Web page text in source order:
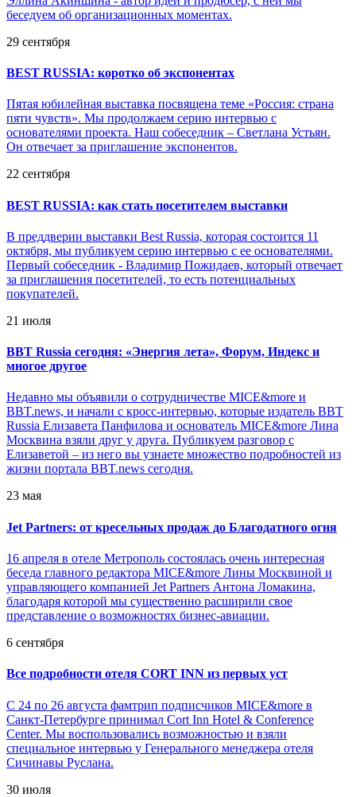
беседуем об организационных моментах.
29 сентября
BEST RUSSIA: коротко об экспонентах
Пятая юбилейная выставка посвящена теме «Россия: страна
пяти чувств». Мы продолжаем серию интервью с
основателями проекта. Наш собеседник – Светлана Устьян.
Он отвечает за приглашение экспонентов.
22 сентября
BEST RUSSIA: как стать посетителем выставки
В преддверии выставки Best Russia, которая состоится 11
октября, мы публикуем серию интервью с ее основателями.
Первый собеседник - Владимир Пожидаев, который отвечает
за приглашения посетителей, то есть потенциальных
покупателей.
21 июля
BBT Russia сегодня: «Энергия лета», Форум, Индекс и
многое другое
Недавно мы объявили о сотрудничестве MICE&more и
BBT.news, и начали с кросс-интервью, которые издатель BBT
Russia Елизавета Панфилова и основатель MICE&more Лина
Москвина взяли друг у друга. Публикуем разговор с
Елизаветой – из него вы узнаете множество подробностей из
жизни портала BBT.news сегодня.
23 мая
Jet Partners: от кресельных продаж до Благодатного огня
16 апреля в отеле Метрополь состоялась очень интересная
беседа главного редактора MICE&more Лины Москвиной и
управляющего компанией Jet Partners Антона Ломакина,
благодаря которой мы существенно расширили свое
представление о возможностях бизнес-авиации.
6 сентября
Все подробности отеля CORT INN из первых уст
С 24 по 26 августа фамтрип подписчиков MICE&more в
Санкт-Петербурге принимал Cort Inn Hotel & Conference
Center. Мы воспользовались возможностью и взяли
специальное интервью у Генерального менеджера отеля
Сичинавы Руслана.
30 июля